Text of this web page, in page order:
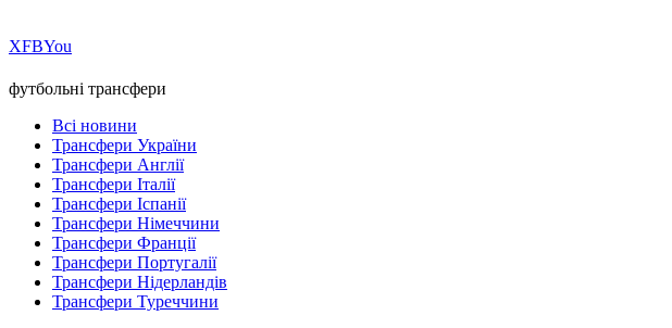
ХFBYou
футбольні трансфери
Всі новини
Трансфери України
Трансфери Англії
Трансфери Італії
Трансфери Іспанії
Трансфери Німеччини
Трансфери Франції
Трансфери Португалії
Трансфери Нідерландів
Трансфери Туреччини